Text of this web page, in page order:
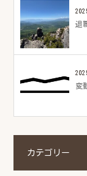
退
変
カテゴリー